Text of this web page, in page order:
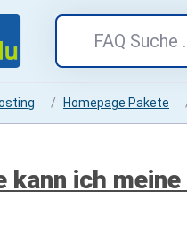
Homepage Pakete
kann ich meine